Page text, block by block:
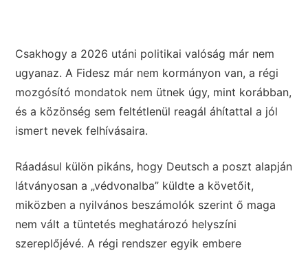
Csakhogy a 2026 utáni politikai valóság már nem
ugyanaz. A Fidesz már nem kormányon van, a régi
mozgósító mondatok nem ütnek úgy, mint korábban,
és a közönség sem feltétlenül reagál áhítattal a jól
ismert nevek felhívásaira.
Ráadásul külön pikáns, hogy Deutsch a poszt alapján
látványosan a „védvonalba” küldte a követőit,
miközben a nyilvános beszámolók szerint ő maga
nem vált a tüntetés meghatározó helyszíni
szereplőjévé. A régi rendszer egyik embere